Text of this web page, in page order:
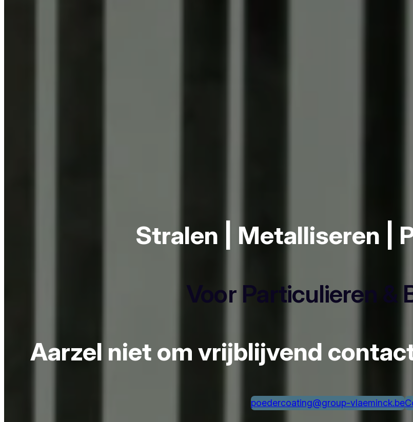
Stralen | Metalliseren |
Voor Particulieren &
Aarzel niet om vrijblijvend
poedercoating@group-vlaeminck.be